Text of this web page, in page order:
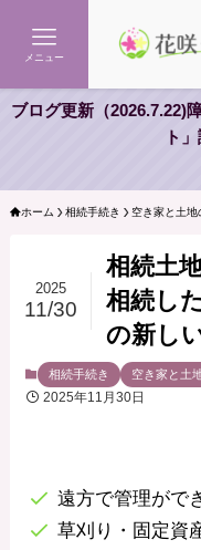
メニュー
ブログ更新（2026.7.22)
ト
ホーム 相続手続き 空き家と土地
相続土
相続し
の新し
2025
11/30
相続手続き 空き家と土
2025年11月30日
遠方で管理がで
草刈り・固定資